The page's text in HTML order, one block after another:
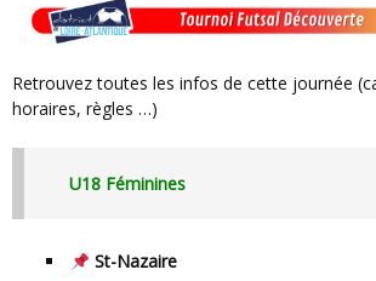
Retrouvez toutes les infos de cette journée (catégories, lieux,
horaires, règles …)
U18 Féminines
St-Nazaire